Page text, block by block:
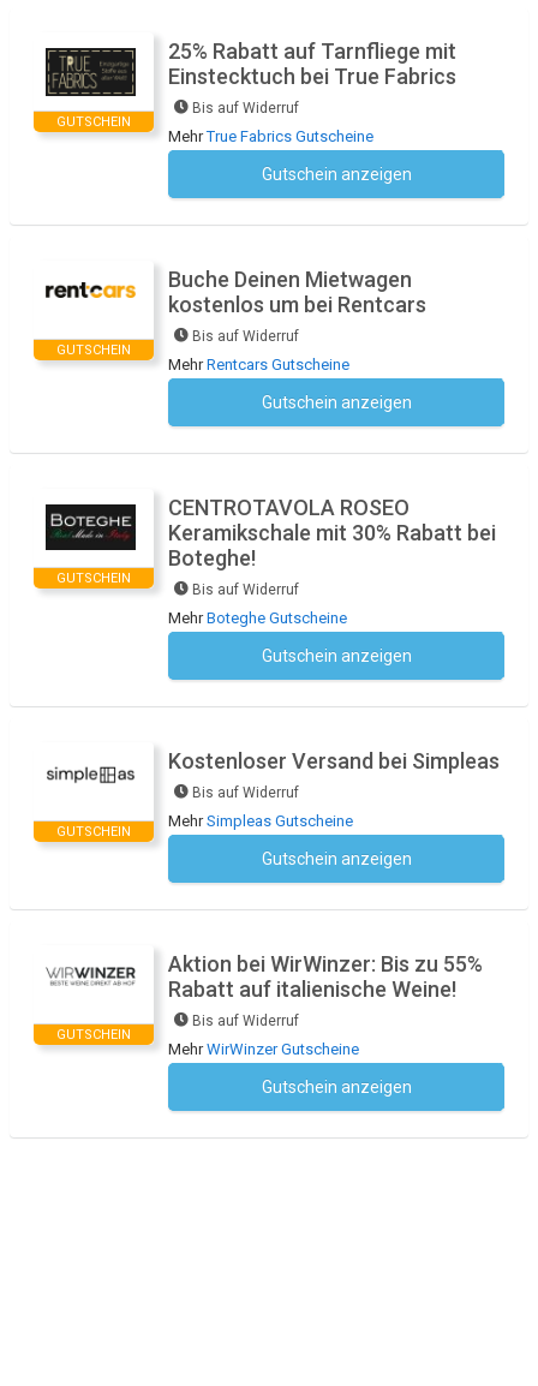
GUTSCHEIN
25% Rabatt auf Tarnfliege mit
Einstecktuch bei True Fabrics
Bis auf Widerruf
MehrTrue Fabrics Gutscheine
Gutschein anzeigen
GUTSCHEIN
Buche Deinen Mietwagen
kostenlos um bei Rentcars
Bis auf Widerruf
MehrRentcars Gutscheine
Gutschein anzeigen
GUTSCHEIN
CENTROTAVOLA ROSEO
Keramikschale mit 30% Rabatt bei
Boteghe!
Bis auf Widerruf
MehrBoteghe Gutscheine
Gutschein anzeigen
GUTSCHEIN
Kostenloser Versand bei Simpleas
Bis auf Widerruf
MehrSimpleas Gutscheine
Gutschein anzeigen
GUTSCHEIN
Aktion bei WirWinzer: Bis zu 55%
Rabatt auf italienische Weine!
Bis auf Widerruf
MehrWirWinzer Gutscheine
Gutschein anzeigen